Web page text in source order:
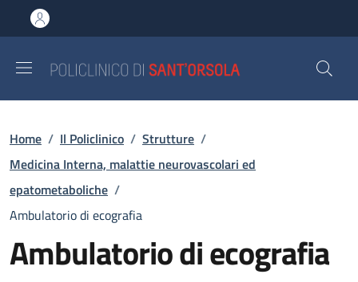
al contenuto principale
to footer content
Briciole di pane
Home / Il Policlinico / Strutture /
Medicina Interna, malattie neurovascolari ed
epatometaboliche /
Ambulatorio di ecografia
Ambulatorio di ecografia